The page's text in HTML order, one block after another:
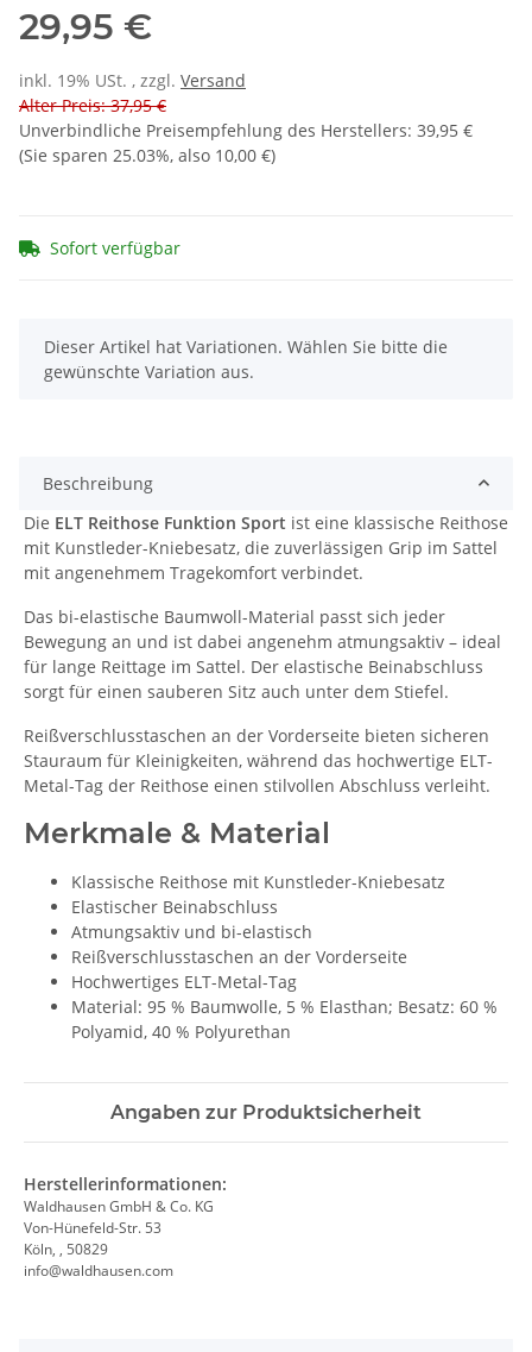
29,95 €
inkl. 19% USt. , zzgl. Versand
Alter Preis: 37,95 €
Unverbindliche Preisempfehlung des Herstellers: 39,95 €
(Sie sparen 25.03%, also 10,00 €)
Sofort verfügbar
x
Dieser Artikel hat Variationen. Wählen Sie bitte die
gewünschte Variation aus.
Beschreibung
Die ELT Reithose Funktion Sport ist eine klassische Reithose
mit Kunstleder-Kniebesatz, die zuverlässigen Grip im Sattel
mit angenehmem Tragekomfort verbindet.
Das bi-elastische Baumwoll-Material passt sich jeder
Bewegung an und ist dabei angenehm atmungsaktiv – ideal
für lange Reittage im Sattel. Der elastische Beinabschluss
sorgt für einen sauberen Sitz auch unter dem Stiefel.
Reißverschlusstaschen an der Vorderseite bieten sicheren
Stauraum für Kleinigkeiten, während das hochwertige ELT-
Metal-Tag der Reithose einen stilvollen Abschluss verleiht.
Merkmale & Material
Klassische Reithose mit Kunstleder-Kniebesatz
Elastischer Beinabschluss
Atmungsaktiv und bi-elastisch
Reißverschlusstaschen an der Vorderseite
Hochwertiges ELT-Metal-Tag
Material: 95 % Baumwolle, 5 % Elasthan; Besatz: 60 %
Polyamid, 40 % Polyurethan
Angaben zur Produktsicherheit
Herstellerinformationen:
Waldhausen GmbH & Co. KG
Von-Hünefeld-Str. 53
Köln, , 50829
info@waldhausen.com